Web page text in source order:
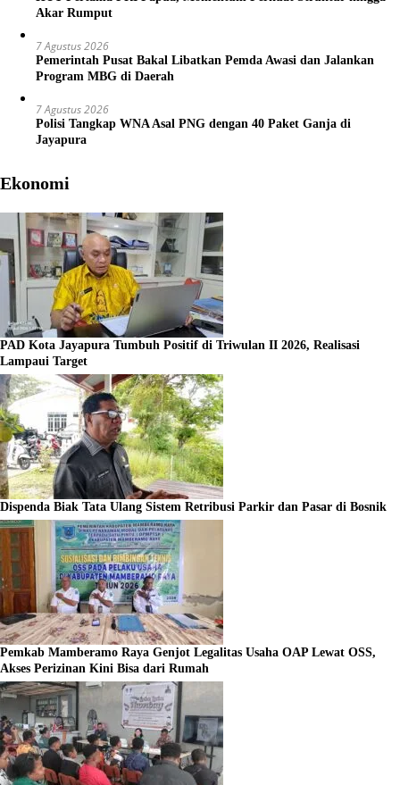
Akar Rumput
7 Agustus 2026
Pemerintah Pusat Bakal Libatkan Pemda Awasi dan Jalankan
Program MBG di Daerah
7 Agustus 2026
Polisi Tangkap WNA Asal PNG dengan 40 Paket Ganja di
Jayapura
Ekonomi
PAD Kota Jayapura Tumbuh Positif di Triwulan II 2026, Realisasi
Lampaui Target
Dispenda Biak Tata Ulang Sistem Retribusi Parkir dan Pasar di Bosnik
Pemkab Mamberamo Raya Genjot Legalitas Usaha OAP Lewat OSS,
Akses Perizinan Kini Bisa dari Rumah